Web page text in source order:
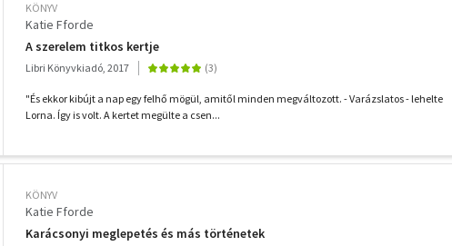
KÖNYV
Katie Fforde
A szerelem titkos kertje
Libri Könyvkiadó, 2017
"És ekkor kibújt a nap egy felhő mögül, amitől minden megváltozott. - Varázslatos - lehelte
Lorna. Így is volt. A kertet megülte a csen...
KÖNYV
Katie Fforde
Karácsonyi meglepetés és más történetek